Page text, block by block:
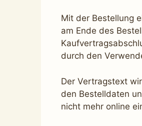
Mit der Bestellung
am Ende des
durch den
Der Vertragstext
den Bestelldaten
nicht mehr online